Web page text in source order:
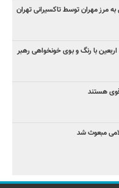
به مرز مهران توسط تاکسیرانی تهران
اربعین با رنگ و بوی خونخواهی رهبر
قوی هستند
مبعوث شد